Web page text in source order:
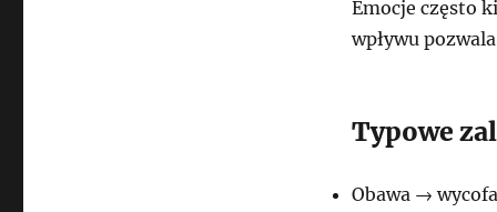
Emocje często
wpływu
Typowe
Obawa →